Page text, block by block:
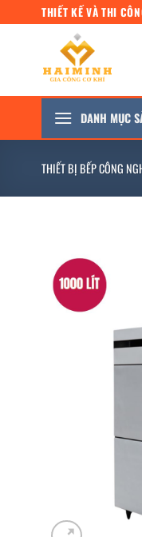
qua
THIẾT KẾ VÀ THI
DANH MỤC
THIẾT BỊ BẾP CÔNG